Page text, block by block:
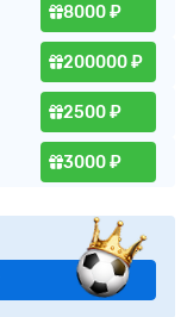
8000 ₽
200000 ₽
2500 ₽
3000 ₽